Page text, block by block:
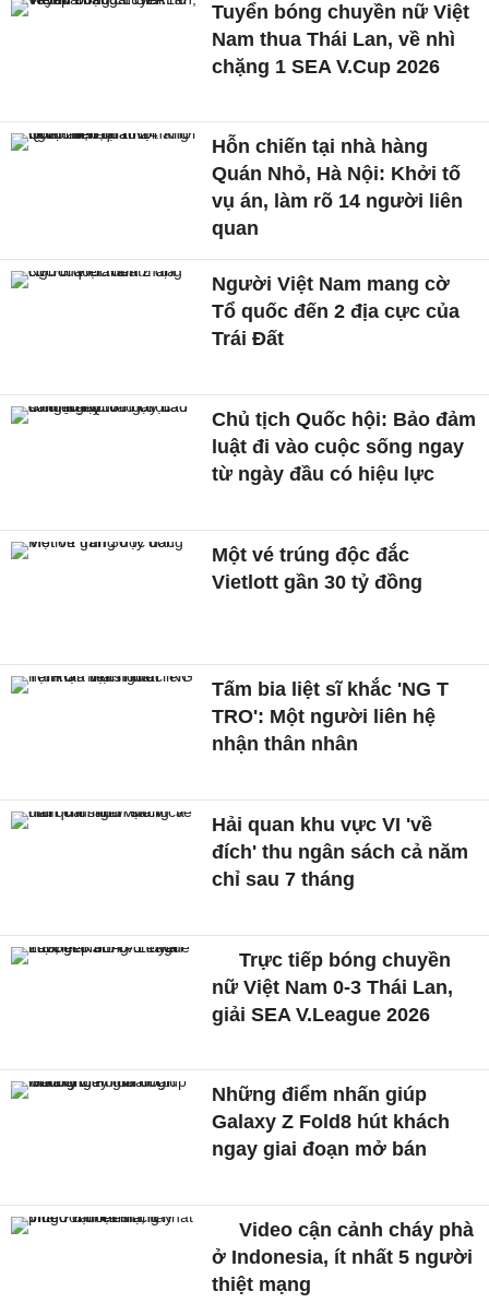
Tuyển bóng chuyền nữ Việt
Nam thua Thái Lan, về nhì
chặng 1 SEA V.Cup 2026
Hỗn chiến tại nhà hàng
Quán Nhỏ, Hà Nội: Khởi tố
vụ án, làm rõ 14 người liên
quan
Người Việt Nam mang cờ
Tổ quốc đến 2 địa cực của
Trái Đất
Chủ tịch Quốc hội: Bảo đảm
luật đi vào cuộc sống ngay
từ ngày đầu có hiệu lực
Một vé trúng độc đắc
Vietlott gần 30 tỷ đồng
Tấm bia liệt sĩ khắc 'NG T
TRO': Một người liên hệ
nhận thân nhân
Hải quan khu vực VI 'về
đích' thu ngân sách cả năm
chỉ sau 7 tháng
Trực tiếp bóng chuyền
nữ Việt Nam 0-3 Thái Lan,
giải SEA V.League 2026
Những điểm nhấn giúp
Galaxy Z Fold8 hút khách
ngay giai đoạn mở bán
Video cận cảnh cháy phà
ở Indonesia, ít nhất 5 người
thiệt mạng